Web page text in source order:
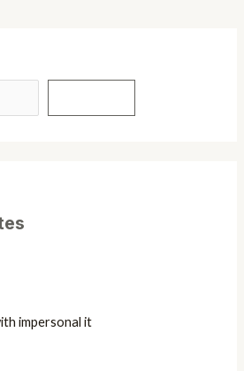
impersonal it